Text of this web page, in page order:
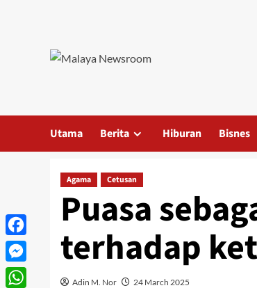
Utama Berita Hiburan Bisnes
Agama Cetusan
Puasa
terhadap
Adin M. Nor 24 March 2025
Facebook
Messenger